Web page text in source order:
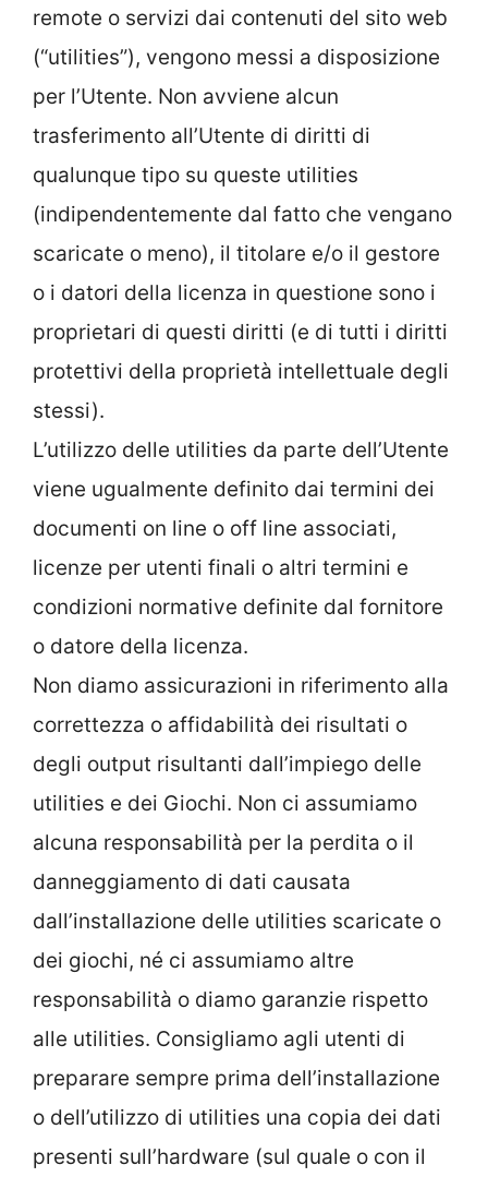
remote o servizi dai contenuti del sito web
(“utilities”), vengono messi a disposizione
per l’Utente. Non avviene alcun
trasferimento all’Utente di diritti di
qualunque tipo su queste utilities
(indipendentemente dal fatto che vengano
scaricate o meno), il titolare e/o il gestore
o i datori della licenza in questione sono i
proprietari di questi diritti (e di tutti i diritti
protettivi della proprietà intellettuale degli
stessi).
L’utilizzo delle utilities da parte dell’Utente
viene ugualmente definito dai termini dei
documenti on line o off line associati,
licenze per utenti finali o altri termini e
condizioni normative definite dal fornitore
o datore della licenza.
Non diamo assicurazioni in riferimento alla
correttezza o affidabilità dei risultati o
degli output risultanti dall’impiego delle
utilities e dei Giochi. Non ci assumiamo
alcuna responsabilità per la perdita o il
danneggiamento di dati causata
dall’installazione delle utilities scaricate o
dei giochi, né ci assumiamo altre
responsabilità o diamo garanzie rispetto
alle utilities. Consigliamo agli utenti di
preparare sempre prima dell’installazione
o dell’utilizzo di utilities una copia dei dati
presenti sull’hardware (sul quale o con il